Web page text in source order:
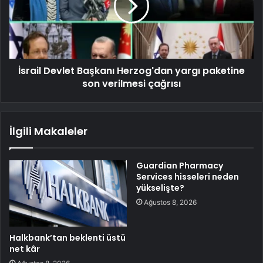
İsrail Devlet Başkanı Herzog'dan yargı paketine
son verilmesi çağrısı
İlgili Makaleler
Halkbank’tan beklenti üstü
net kâr
Guardian Pharmacy
Services hisseleri neden
yükselişte?
Ağustos 8, 2026